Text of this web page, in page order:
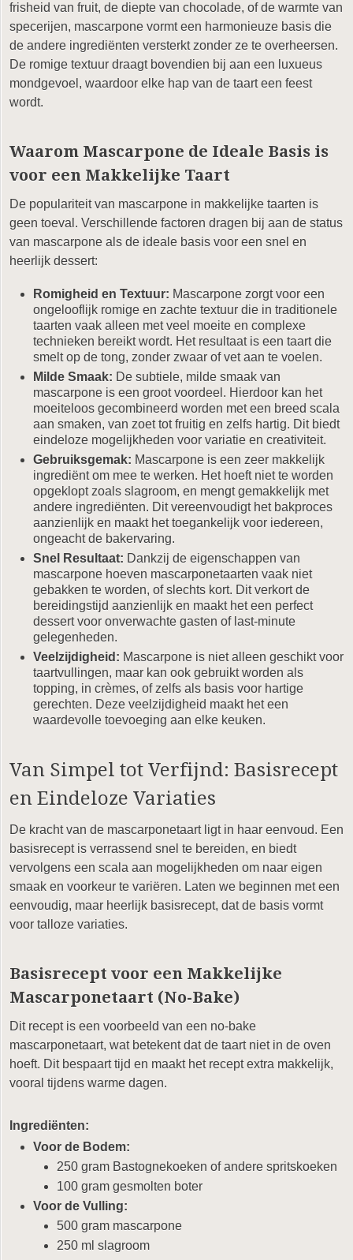
frisheid van fruit, de diepte van chocolade, of de warmte van
specerijen, mascarpone vormt een harmonieuze basis die
de andere ingrediënten versterkt zonder ze te overheersen.
De romige textuur draagt bovendien bij aan een luxueus
mondgevoel, waardoor elke hap van de taart een feest
wordt.
Waarom Mascarpone de Ideale Basis is
voor een Makkelijke Taart
De populariteit van mascarpone in makkelijke taarten is
geen toeval. Verschillende factoren dragen bij aan de status
van mascarpone als de ideale basis voor een snel en
heerlijk dessert:
Romigheid en Textuur: Mascarpone zorgt voor een
ongelooflijk romige en zachte textuur die in traditionele
taarten vaak alleen met veel moeite en complexe
technieken bereikt wordt. Het resultaat is een taart die
smelt op de tong, zonder zwaar of vet aan te voelen.
Milde Smaak: De subtiele, milde smaak van
mascarpone is een groot voordeel. Hierdoor kan het
moeiteloos gecombineerd worden met een breed scala
aan smaken, van zoet tot fruitig en zelfs hartig. Dit biedt
eindeloze mogelijkheden voor variatie en creativiteit.
Gebruiksgemak: Mascarpone is een zeer makkelijk
ingrediënt om mee te werken. Het hoeft niet te worden
opgeklopt zoals slagroom, en mengt gemakkelijk met
andere ingrediënten. Dit vereenvoudigt het bakproces
aanzienlijk en maakt het toegankelijk voor iedereen,
ongeacht de bakervaring.
Snel Resultaat: Dankzij de eigenschappen van
mascarpone hoeven mascarponetaarten vaak niet
gebakken te worden, of slechts kort. Dit verkort de
bereidingstijd aanzienlijk en maakt het een perfect
dessert voor onverwachte gasten of last-minute
gelegenheden.
Veelzijdigheid: Mascarpone is niet alleen geschikt voor
taartvullingen, maar kan ook gebruikt worden als
topping, in crèmes, of zelfs als basis voor hartige
gerechten. Deze veelzijdigheid maakt het een
waardevolle toevoeging aan elke keuken.
Van Simpel tot Verfijnd: Basisrecept
en Eindeloze Variaties
De kracht van de mascarponetaart ligt in haar eenvoud. Een
basisrecept is verrassend snel te bereiden, en biedt
vervolgens een scala aan mogelijkheden om naar eigen
smaak en voorkeur te variëren. Laten we beginnen met een
eenvoudig, maar heerlijk basisrecept, dat de basis vormt
voor talloze variaties.
Basisrecept voor een Makkelijke
Mascarponetaart (No-Bake)
Dit recept is een voorbeeld van een no-bake
mascarponetaart, wat betekent dat de taart niet in de oven
hoeft. Dit bespaart tijd en maakt het recept extra makkelijk,
vooral tijdens warme dagen.
Ingrediënten:
Voor de Bodem:
250 gram Bastognekoeken of andere spritskoeken
100 gram gesmolten boter
Voor de Vulling:
500 gram mascarpone
250 ml slagroom